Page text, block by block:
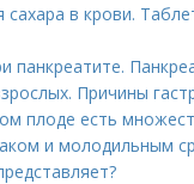
в крови.
панкреатите.
Причины
плоде есть
и молодильным